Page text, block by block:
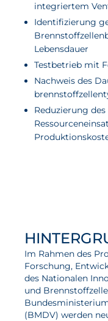
integriertem
Identifizierung
Lebensdauer
Testbetrieb mit
Nachweis des
Reduzierung
Im Rahmen des
Forschung,
des Nationalen
und
(BMDV) werden